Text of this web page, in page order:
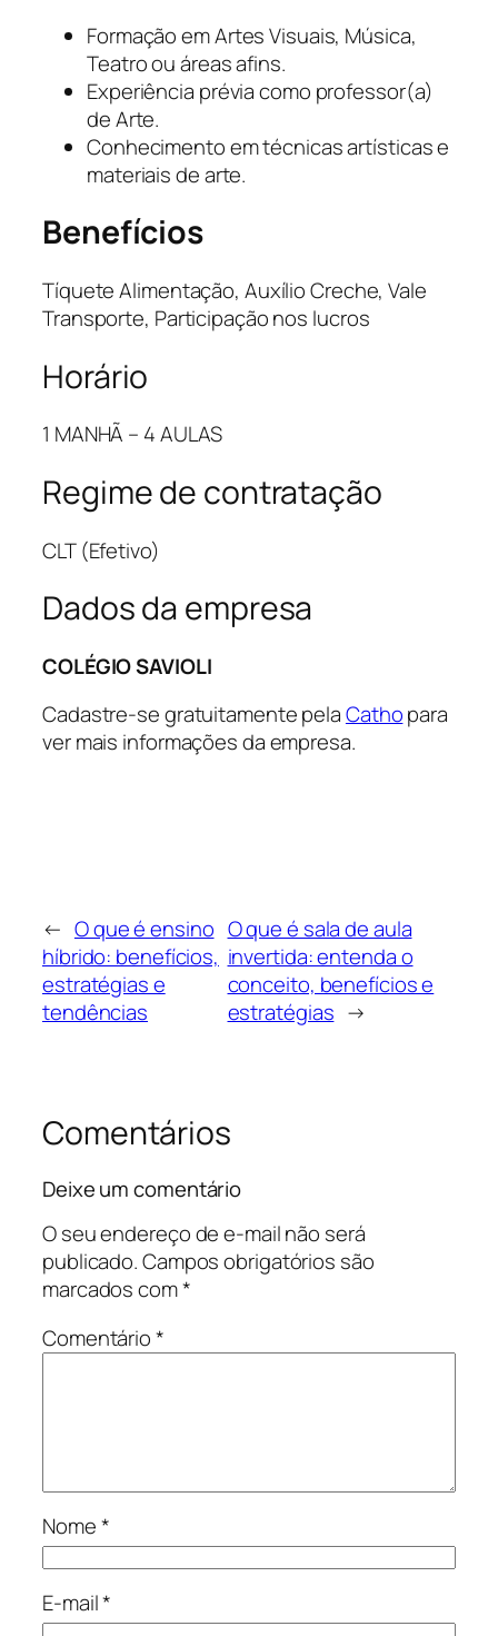
Formação em Artes Visuais, Música,
Teatro ou áreas afins.
Experiência prévia como professor(a)
de Arte.
Conhecimento em técnicas artísticas e
materiais de arte.
Benefícios
Tíquete Alimentação, Auxílio Creche, Vale
Transporte, Participação nos lucros
Horário
1 MANHÃ – 4 AULAS
Regime de contratação
CLT (Efetivo)
Dados da empresa
COLÉGIO SAVIOLI
Cadastre-se gratuitamente pelaCathopara
ver mais informações da empresa.
← O que é ensino
híbrido: benefícios,
estratégias e
tendências
O que é sala de aula
invertida: entenda o
conceito, benefícios e
estratégias →
Comentários
Deixe um comentário
O seu endereço de e-mail não será
publicado.Campos obrigatórios são
marcados com*
Comentário*
Nome*
E-mail*